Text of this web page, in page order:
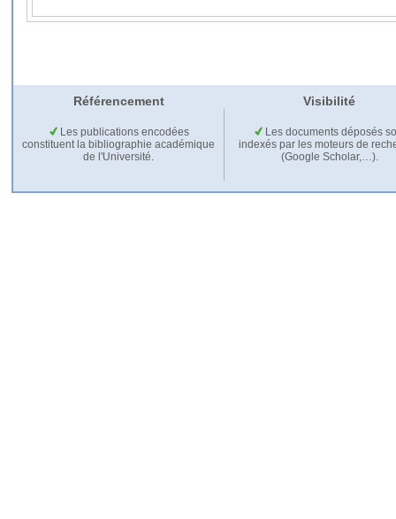
Référencement Visibilité
Les publications encodées
constituent la bibliographie académique
de l'Université.
Les documents déposés
indexés par les moteurs de
(Google Scholar,…).